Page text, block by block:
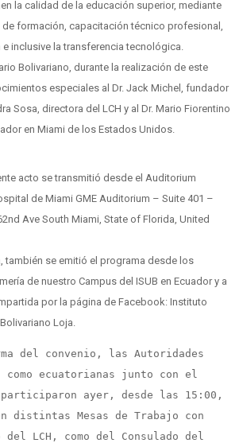
la calidad de la educación superior, mediante
formación, capacitación técnico profesional,
inclusive la transferencia tecnológica.
Bolivariano, durante la realización de este
especiales al Dr. Jack Michel, fundador
Sosa, directora del LCH y al Dr. Mario Fiorentino
en Miami de los Estados Unidos.
acto se transmitió desde el Auditorium
de Miami GME Auditorium – Suite 401 –
Ave South Miami, State of Florida, United
también se emitió el programa desde los
de nuestro Campus del ISUB en Ecuador y a
por la página de Facebook: Instituto
Loja.
del convenio, las Autoridades
como ecuatorianas junto con el
participaron ayer, desde las 15:00,
distintas Mesas de Trabajo con
LCH, como del Consulado del